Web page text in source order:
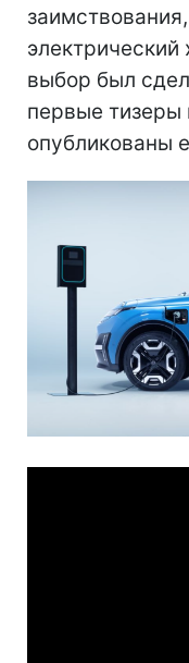
электрический
выбор был
первые
опубликованы